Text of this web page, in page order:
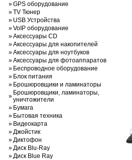
»GPS оборудование
»TV Тюнер
» USB Устройства
»VoIP оборудование
»Аксессуары CD
»Аксессуары для накопителей
»Аксессуары для ноутбуков
»Аксессуары для фотоаппаратов
» Беспроводное оборудование
» Блок питания
» Брошюровщики и ламинаторы
» Брошюровщики, ламинаторы,
уничтожители
» Бумага
» Бытовая техника
» Видеокарта
»Джойстик
»Диктофон
»Диск Blu-Ray
»Диск Blue Ray